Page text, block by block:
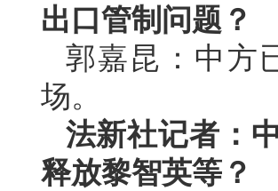
出口管制问题？
郭嘉昆：中方
场。
法新社记者：
释放黎智英等？